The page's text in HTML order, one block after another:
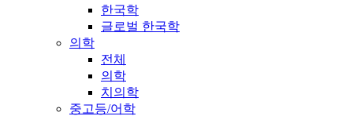
한국학
글로벌 한국학
의학
전체
의학
치의학
중고등/어학